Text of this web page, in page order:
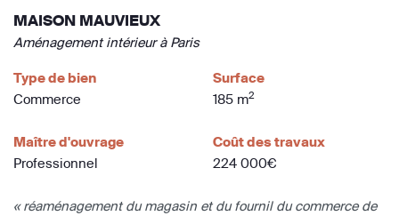
MAISON MAUVIEUX
Aménagement intérieur à Paris
Type de bien
Commerce
Surface
185 m2
Maître d'ouvrage
Professionnel
Coût des travaux
224 000€
« réaménagement du magasin et du fournil du commerce de